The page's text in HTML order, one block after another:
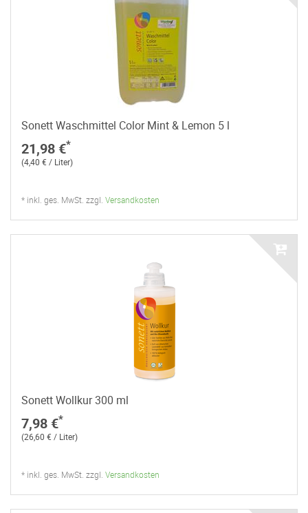
Sonett Waschmittel Color Mint & Lemon 5 l
21,98 €*
(4,40 € / Liter)
* inkl. ges. MwSt. zzgl. Versandkosten
Sonett Wollkur 300 ml
7,98 €*
(26,60 € / Liter)
* inkl. ges. MwSt. zzgl. Versandkosten